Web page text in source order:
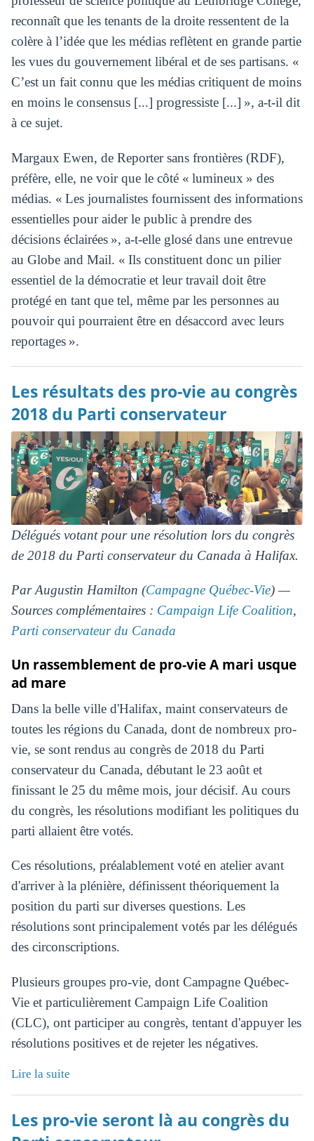
reconnaît que les tenants de la droite ressentent de la
colère à l’idée que les médias reflètent en grande partie
les vues du gouvernement libéral et de ses partisans. «
C’est un fait connu que les médias critiquent de moins
en moins le consensus [...] progressiste [...] », a-t-il dit
à ce sujet.
Margaux Ewen, de Reporter sans frontières (RDF),
préfère, elle, ne voir que le côté « lumineux » des
médias. « Les journalistes fournissent des informations
essentielles pour aider le public à prendre des
décisions éclairées », a-t-elle glosé dans une entrevue
au Globe and Mail. « Ils constituent donc un pilier
essentiel de la démocratie et leur travail doit être
protégé en tant que tel, même par les personnes au
pouvoir qui pourraient être en désaccord avec leurs
reportages ».
Les résultats des pro-vie au congrès
2018 du Parti conservateur
Délégués votant pour une résolution lors du congrès
de 2018 du Parti conservateur du Canada à Halifax.
Par Augustin Hamilton (Campagne Québec-Vie) —
Sources complémentaires : Campaign Life Coalition,
Parti conservateur du Canada
Un rassemblement de pro-vie A mari usque
ad mare
Dans la belle ville d'Halifax, maint conservateurs de
toutes les régions du Canada, dont de nombreux pro-
vie, se sont rendus au congrès de 2018 du Parti
conservateur du Canada, débutant le 23 août et
finissant le 25 du même mois, jour décisif. Au cours
du congrès, les résolutions modifiant les politiques du
parti allaient être votés.
Ces résolutions, préalablement voté en atelier avant
d'arriver à la plénière, définissent théoriquement la
position du parti sur diverses questions. Les
résolutions sont principalement votés par les délégués
des circonscriptions.
Plusieurs groupes pro-vie, dont Campagne Québec-
Vie et particulièrement Campaign Life Coalition
(CLC), ont participer au congrès, tentant d'appuyer les
résolutions positives et de rejeter les négatives.
Lire la suite
Les pro-vie seront là au congrès du